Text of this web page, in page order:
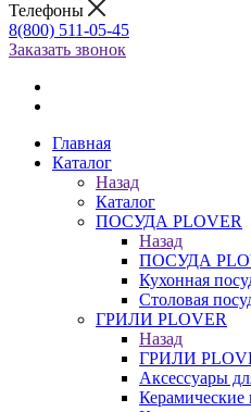
Телефоны
8(800) 511-05-45
Заказать звонок
Главная
Каталог
Назад
Каталог
ПОСУДА PLOVER
Назад
ПОСУДА
Кухонная
Столовая
ГРИЛИ PLOVER
Назад
ГРИЛИ
Аксессуары
Керамические